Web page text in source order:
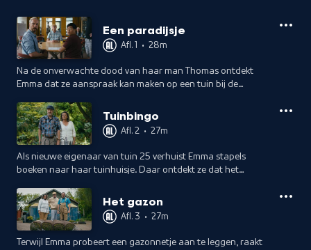
Een paradijsje
Afl. 1 • 28m
Na de onverwachte dood van haar man Thomas ontdekt
Emma dat ze aanspraak kan maken op een tuin bij de
iets voor haar?
Tuinbingo
Afl. 2 • 27m
Als nieuwe eigenaar van tuin 25 verhuist Emma stapels
boeken naar haar tuinhuisje. Daar ontdekt ze dat het
verplichtingen is.
Het gazon
Afl. 3 • 27m
Terwijl Emma probeert een gazonnetje aan te leggen, raakt